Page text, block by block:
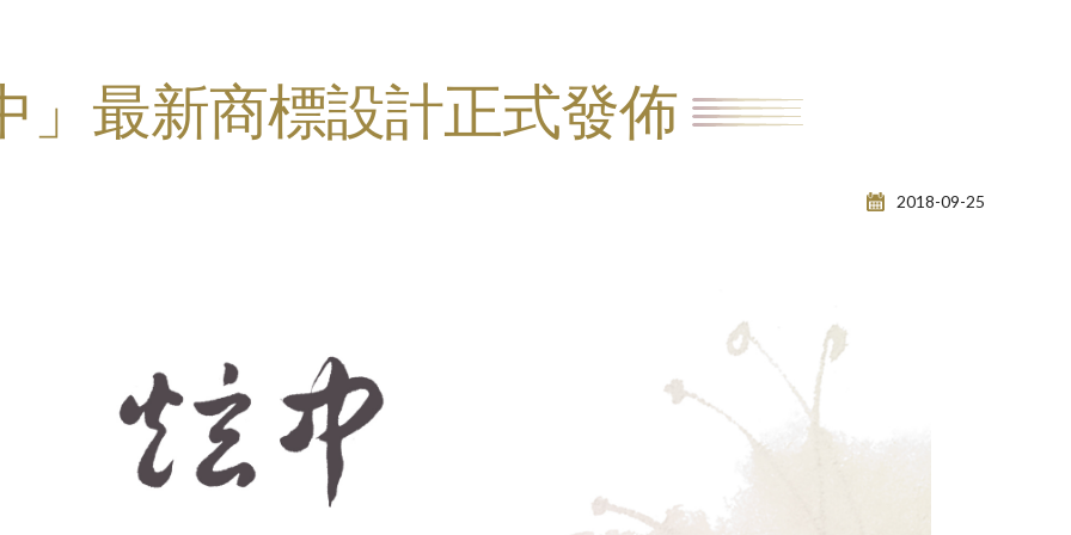
」最新商標設計正式發佈
2018-09-25